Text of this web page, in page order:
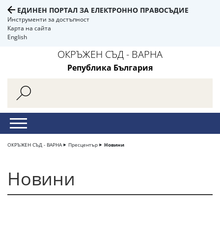
ЕДИНЕН ПОРТАЛ ЗА ЕЛЕКТРОННО ПРАВОСЪДИЕ
Инструменти за достъпност
Карта на сайта
English
ОКРЪЖЕН СЪД - ВАРНА
Република България
ОКРЪЖЕН СЪД - ВАРНА Пресцентър Новини
Новини